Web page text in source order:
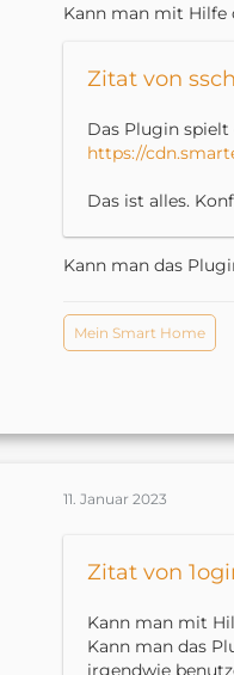
Kann man mit Hilfe
Zitat von
Das Plugin spielt
https://
Das ist alles.
Kann man das
Mein Smart Home
11. Januar 2023
Zitat von
Kann man mit
Kann man das
irgendwie